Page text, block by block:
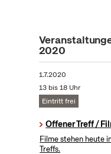
2020
1.7.2020
13 bis 18 Uhr
Eintritt frei
Offener Treff /
Filme stehen heute
Treffs.